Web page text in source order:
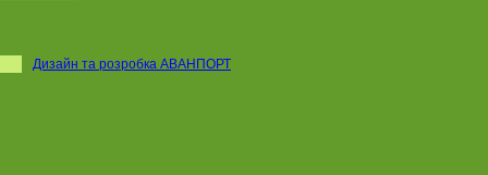
Дизайн та розробка АВАНПОРТ